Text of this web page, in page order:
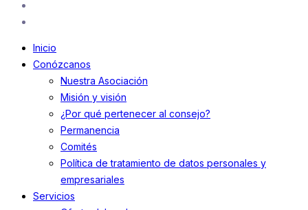
Inicio
Conózcanos
Nuestra Asociación
Misión y visión
¿Por qué pertenecer al consejo?
Permanencia
Comités
Política de tratamiento de datos personales y
empresariales
Servicios